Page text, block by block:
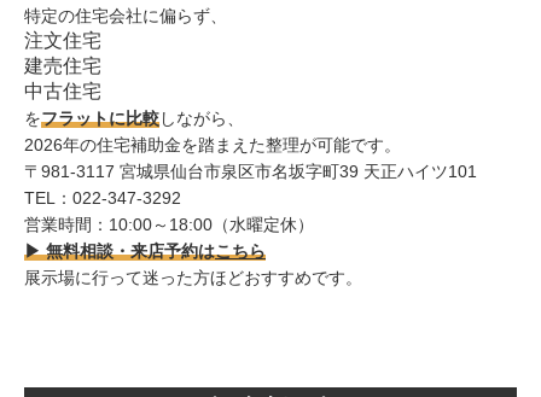
特定の住宅会社に偏らず、
注文住宅
建売住宅
中古住宅
をフラットに比較しながら、
2026年の住宅補助金を踏まえた整理が可能です。
〒981-3117 宮城県仙台市泉区市名坂字町39 天正ハイツ101
TEL：022-347-3292
営業時間：10:00～18:00（水曜定休）
▶ 無料相談・来店予約はこちら
展示場に行って迷った方ほどおすすめです。